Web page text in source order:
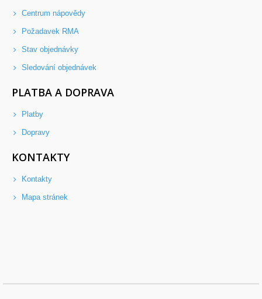
Centrum nápovědy
Požadavek RMA
Stav objednávky
Sledování objednávek
PLATBA A DOPRAVA
Platby
Dopravy
KONTAKTY
Kontakty
Mapa stránek